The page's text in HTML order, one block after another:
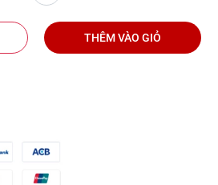
THÊM VÀO GIỎ